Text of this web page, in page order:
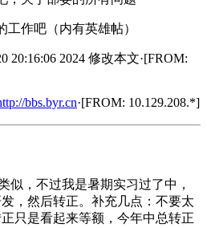
作吧（内有英雄帖）
20:16:06 2024 修改本文·[FROM:
bbs.byr.cn·[FROM: 10.129.208.*]
似，不过我是暑期实习过了中，
，然后转正。补充几点：不要太
只是看起来等额，今年中总转正